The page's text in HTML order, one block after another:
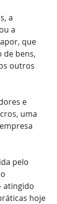
a
a
que
de bens,
outros
e
uma
pelo
atingido
hoje